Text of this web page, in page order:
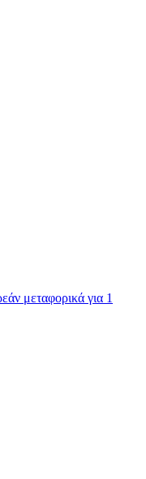
μεταφορικά για 1